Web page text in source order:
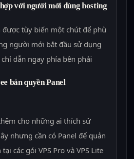
với người mới dùng hosting
được tùy biến một chút để phù
người mới bắt đầu sử dụng
dẫn ngay phía bên phải
bản quyền Panel
cho những ai thích sử
nhưng cần có Panel để quản
các gói VPS Pro và VPS Lite